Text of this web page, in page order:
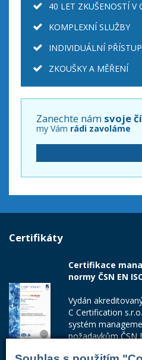
40 LET ZKUŠENOSTÍ V
KOMPLEXNÍ SLUŽBY
INDIVIDUÁLNÍ PŘÍSTUP
ZKOUŠKY A MĚŘENÍ
Zanechte nám svoje
my Vám rádi zavoláme
Certifikáty
Certifikace
normy ČSN EN
Vydán
C Certification
systém
požadavkům ČSN